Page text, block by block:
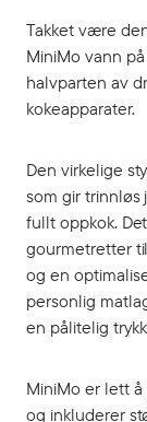
Takket være
MiniMo vann
halvparten av
kokeapparater.
Den virkelige
som gir trinnløs
fullt oppkok.
gourmetretter
og en
personlig
en pålitelig
MiniMo er lett å
og inkluderer